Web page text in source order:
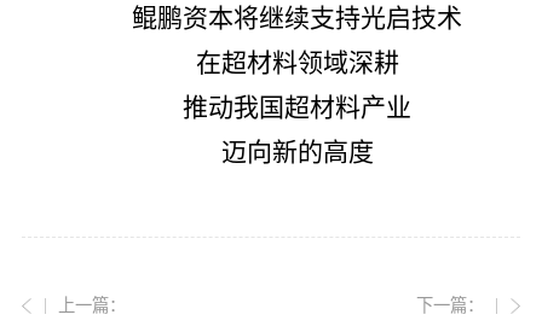
鲲鹏资本将继续支持光启技术
在超材料领域深耕
推动我国超材料产业
迈向新的高度
上一篇： 下一篇：